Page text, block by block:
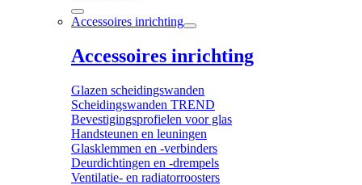
Accessoires inrichting
Accessoires inrichting
Glazen scheidingswanden
Scheidingswanden TREND
Bevestigingsprofielen voor glas
Handsteunen en leuningen
Glasklemmen en -verbinders
Deurdichtingen en -drempels
Ventilatie- en radiatorroosters